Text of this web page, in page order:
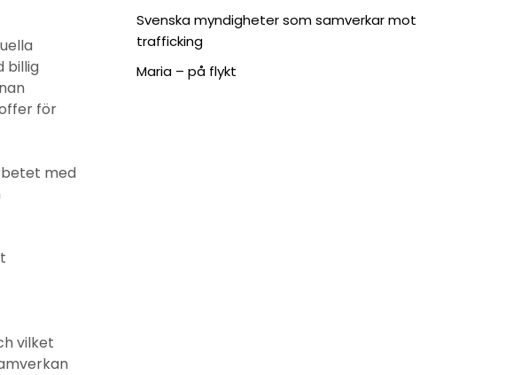
billig
för
med
vilket
Svenska myndigheter som samverkar mot
trafficking
Maria – på flykt